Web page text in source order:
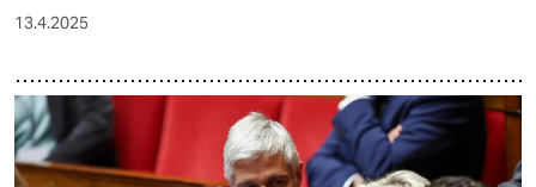
13.4.2025